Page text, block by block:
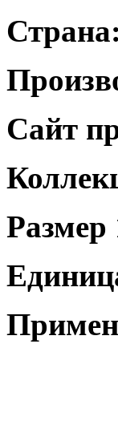
Сайт
Размер